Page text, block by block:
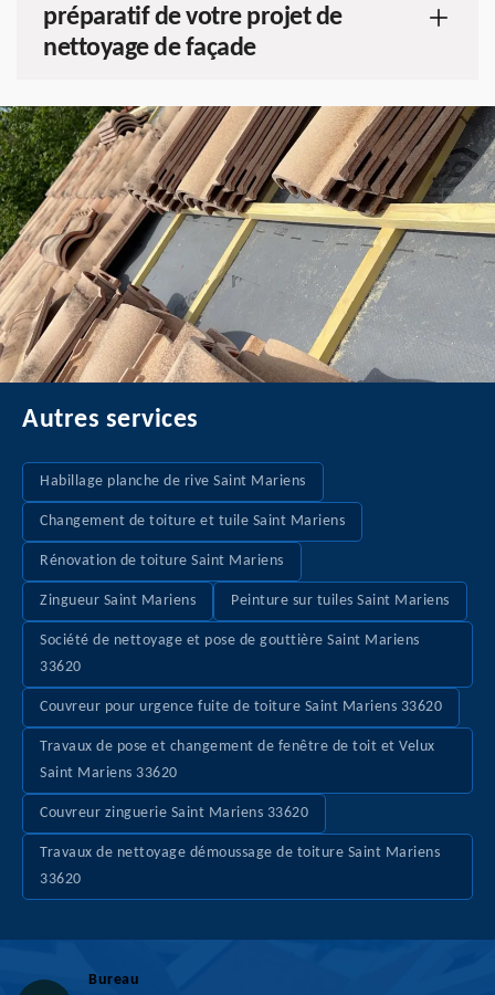
préparatif de votre projet de
nettoyage de façade
Autres services
Habillage planche de rive Saint Mariens
Changement de toiture et tuile Saint Mariens
Rénovation de toiture Saint Mariens
Zingueur Saint Mariens Peinture sur tuiles Saint Mariens
Société de nettoyage et pose de gouttière Saint Mariens
33620
Couvreur pour urgence fuite de toiture Saint Mariens 33620
Travaux de pose et changement de fenêtre de toit et Velux
Saint Mariens 33620
Couvreur zinguerie Saint Mariens 33620
Travaux de nettoyage démoussage de toiture Saint Mariens
33620
Bureau